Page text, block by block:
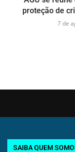
proteção de
7 de
SAIBA QUEM